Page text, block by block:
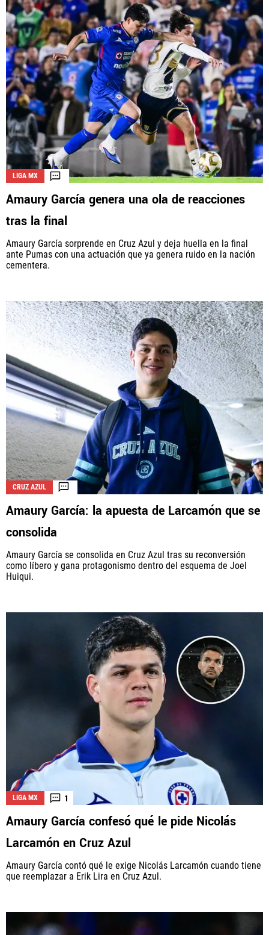
LIGA MX
Amaury García genera una ola de reacciones
tras la final
Amaury García sorprende en Cruz Azul y deja huella en la final
ante Pumas con una actuación que ya genera ruido en la nación
cementera.
CRUZ AZUL
Amaury García: la apuesta de Larcamón que se
consolida
Amaury García se consolida en Cruz Azul tras su reconversión
como líbero y gana protagonismo dentro del esquema de Joel
Huiqui.
LIGA MX 1
Amaury García confesó qué le pide Nicolás
Larcamón en Cruz Azul
Amaury García contó qué le exige Nicolás Larcamón cuando tiene
que reemplazar a Erik Lira en Cruz Azul.